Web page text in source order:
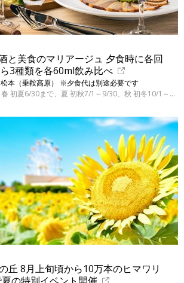
と美食のマリアージュ 夕食時に各回
3種類を各60ml飲み比べ
本（乗鞍高原） ※夕食代は別途必要です
ワインの切り替え期間：春 初夏6/30まで、夏 初秋7/1～9/30、秋 初冬10/1～12/18
丘 8月上旬頃から10万本のヒマワリ